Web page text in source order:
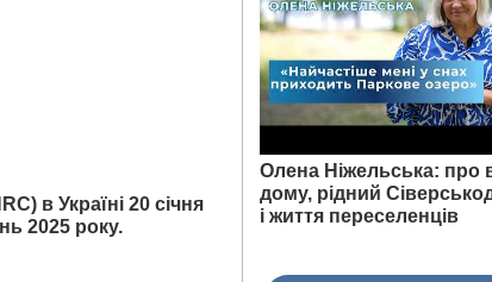
в Україні 20 січня
2025 року.
Олена Ніжельська: про
дому, рідний
і життя переселенців